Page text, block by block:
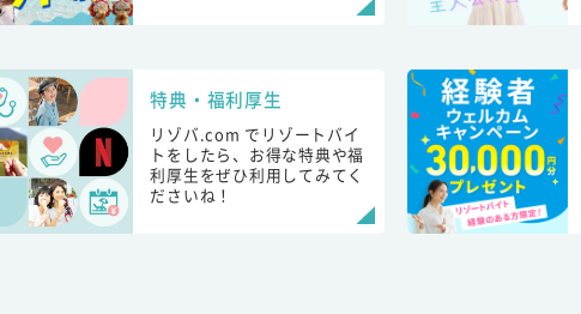
特典・福利厚生
リゾバ.com でリゾートバイ
トをしたら、お得な特典や福
利厚生をぜひ利用してみてく
ださいね！